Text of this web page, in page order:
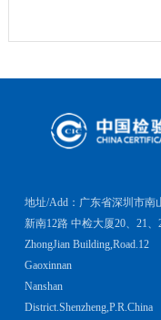
地址/Add：广东省深圳市南
新南12路 中检大厦20、21、
ZhongJian Building,Road.12
Gaoxinnan
Nanshan
District.Shenzheng,P.R.China